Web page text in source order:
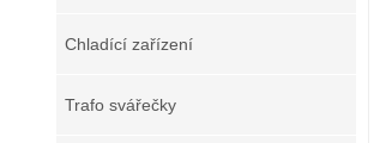
Chladící zařízení
Trafo svářečky